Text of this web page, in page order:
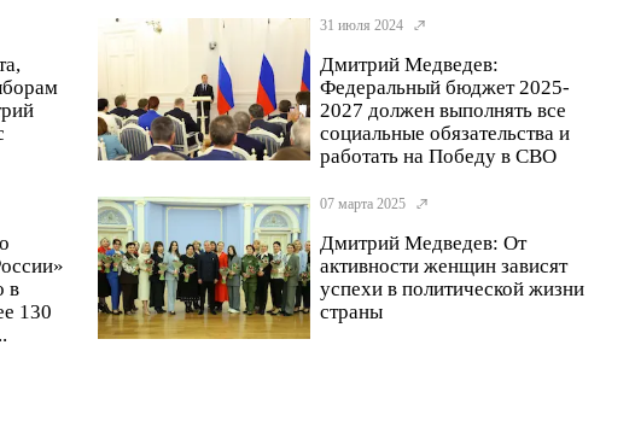
31 июля 2024
Дмитрий Медведев:
Федеральный бюджет 2025-
2027 должен выполнять все
социальные обязательства и
работать на Победу в СВО
в
130
07 марта 2025
Дмитрий Медведев: От
активности женщин зависят
успехи в политической жизни
страны